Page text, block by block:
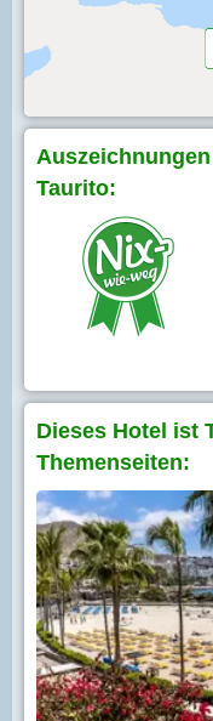
Taurito:
Dieses Hotel ist
Themenseiten: